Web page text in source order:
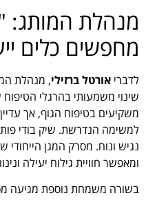
מנהלת המותג:
מחפשים כלים
לדברי אורטל ברזילי, מנהלת
שינוי משמעותי בהרגלי הטיפוח
משקיעים בטיפוח הגוף, אך
למשימה הנדרשת. שיק בודי פותח
נגיש ונוח. מסרק המגן הייחודי
ומאפשר חוויית גילוח יעילה
בשורה משמחת נוספת מגיעה